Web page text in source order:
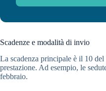
Scadenze e modalità di invio
La scadenza principale è il 10
prestazione. Ad esempio, le
febbraio.